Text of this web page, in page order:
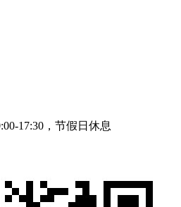
17:30，节假日休息